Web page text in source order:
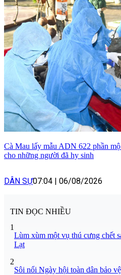
Cà Mau lấy mẫu ADN 622 phần
cho những người đã hy sinh
DÂN SỰ07:04 | 06/08/2026
TIN ĐỌC NHIỀU
1
Lùm xùm một vụ thú cưng chết
Lạt
2
Sôi nổi Ngày hội toàn dân bảo